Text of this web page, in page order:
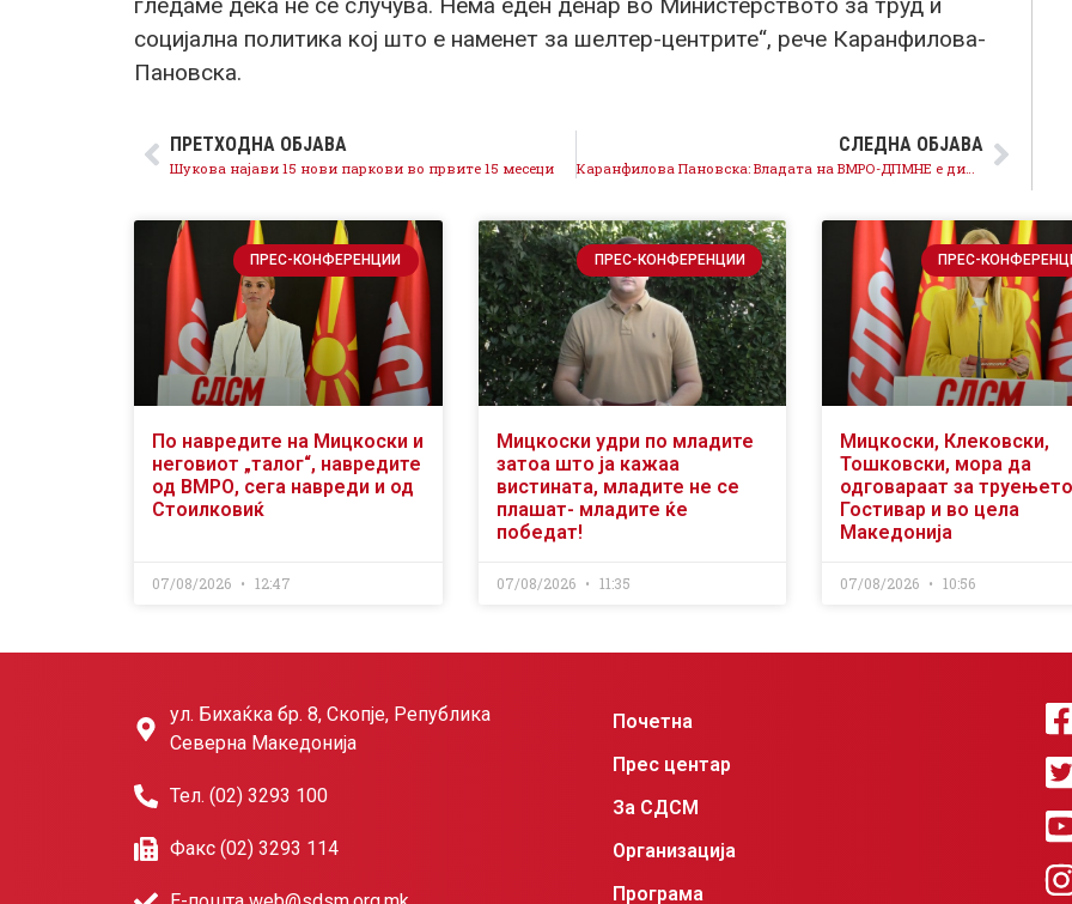
социјална политика кој што е наменет за шелтер-центрите“, рече Каранфилова-
Пановска.
ПРЕТХОДНА ОБЈАВА
Шукова најави 15 нови паркови во првите 15 месеци
СЛЕДНА ОБЈАВА
Каранфилова Пановска: Владата на ВМРО-ДПМНЕ е директно одговорна за еколошкиот хаос во Вардариште и Дрисла
ПРЕС-КОНФЕРЕНЦИИ
По навредите на Мицкоски и
неговиот „талог“, навредите
од ВМРО, сега навреди и од
Стоилковиќ
07/08/2026 12:47
ПРЕС-КОНФЕРЕНЦИИ
Мицкоски удри по младите
затоа што ја кажаа
вистината, младите не се
плашат- младите ќе
победат!
07/08/2026 11:35
ПРЕС-
Мицкоски, Клековски,
Тошковски, мора да
одговараат за
Гостивар и во цела
Македонија
07/08/2026 10:56
ул. Бихаќка бр. 8, Скопје, Република
Северна Македонија
Тел. (02) 3293 100
Факс (02) 3293 114
Почетна
Прес центар
За СДСМ
Организација
Програма